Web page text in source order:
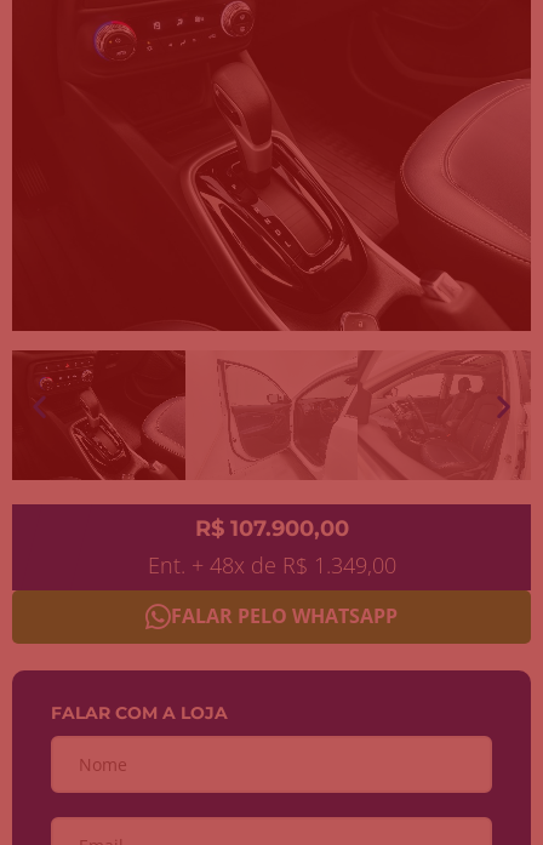
R$ 107.900,00
Ent. + 48x de R$ 1.349,00
FALAR PELO WHATSAPP
FALAR COM A LOJA